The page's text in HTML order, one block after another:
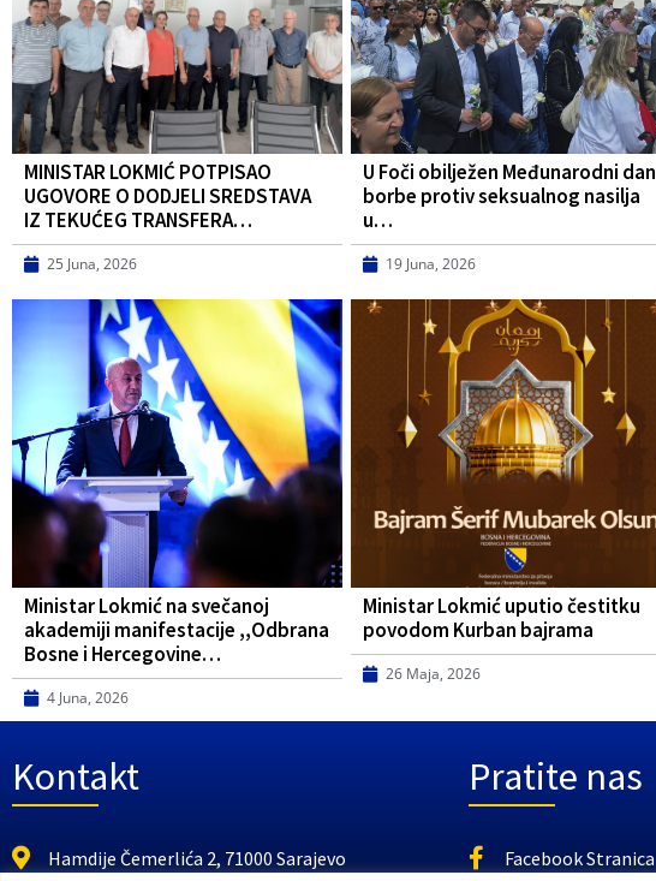
MINISTAR LOKMIĆ POTPISAO
UGOVORE O DODJELI SREDSTAVA
IZ TEKUĆEG TRANSFERA…
25 Juna, 2026
U Foči obilježen Međunarodni dan
borbe protiv seksualnog nasilja
u…
19 Juna, 2026
Ministar Lokmić na svečanoj
akademiji manifestacije ,,Odbrana
Bosne i Hercegovine…
4 Juna, 2026
Ministar Lokmić uputio čestitku
povodom Kurban bajrama
26 Maja, 2026
Kontakt
Hamdije Čemerlića 2, 71000 Sarajevo
Pratite nas
Facebook Stranica